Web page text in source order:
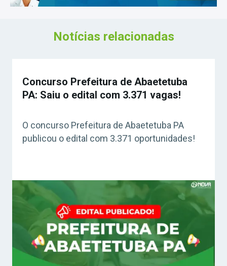
Notícias relacionadas
Concurso Prefeitura de Abaetetuba
PA: Saiu o edital com 3.371 vagas!
O concurso Prefeitura de Abaetetuba PA
publicou o edital com 3.371 oportunidades!